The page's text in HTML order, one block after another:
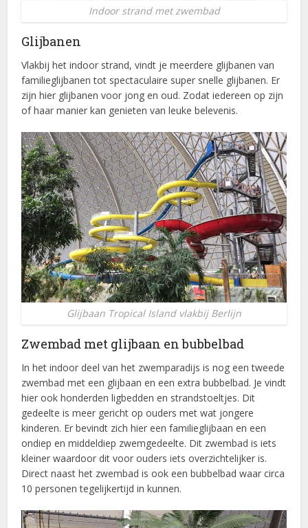
Indoor strand met zwembad
Glijbanen
Vlakbij het indoor strand, vindt je meerdere glijbanen van
familieglijbanen tot spectaculaire super snelle glijbanen. Er
zijn hier glijbanen voor jong en oud. Zodat iedereen op zijn
of haar manier kan genieten van leuke belevenis.
Glijbaan Tropical Island vlakbij Berlijn
Zwembad met glijbaan en bubbelbad
In het indoor deel van het zwemparadijs is nog een tweede
zwembad met een glijbaan en een extra bubbelbad. Je vindt
hier ook honderden ligbedden en strandstoeltjes. Dit
gedeelte is meer gericht op ouders met wat jongere
kinderen. Er bevindt zich hier een familieglijbaan en een
ondiep en middeldiep zwemgedeelte. Dit zwembad is iets
kleiner waardoor dit voor ouders iets overzichtelijker is.
Direct naast het zwembad is ook een bubbelbad waar circa
10 personen tegelijkertijd in kunnen.